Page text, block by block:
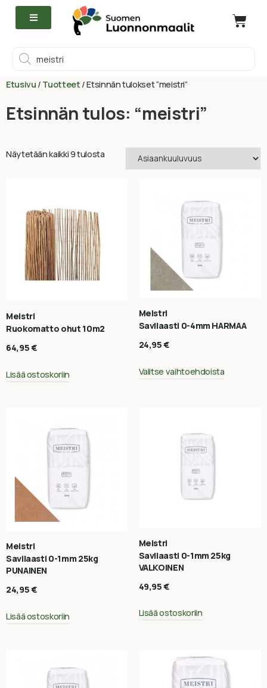
Etusivu / Tuotteet / Etsinnän tulokset “meistri”
Etsinnän tulos: “meistri”
Näytetään kaikki 9 tulosta
Meistri
Ruokomatto ohut 10m2
64,95€
Lisää ostoskoriin
Meistri
Savilaasti 0-4mm HARMAA
24,95€
Valitse vaihtoehdoista
Meistri
Savilaasti 0-1mm 25kg
PUNAINEN
24,95€
Lisää ostoskoriin
Meistri
Savilaasti 0-1mm 25kg
VALKOINEN
49,95€
Lisää ostoskoriin